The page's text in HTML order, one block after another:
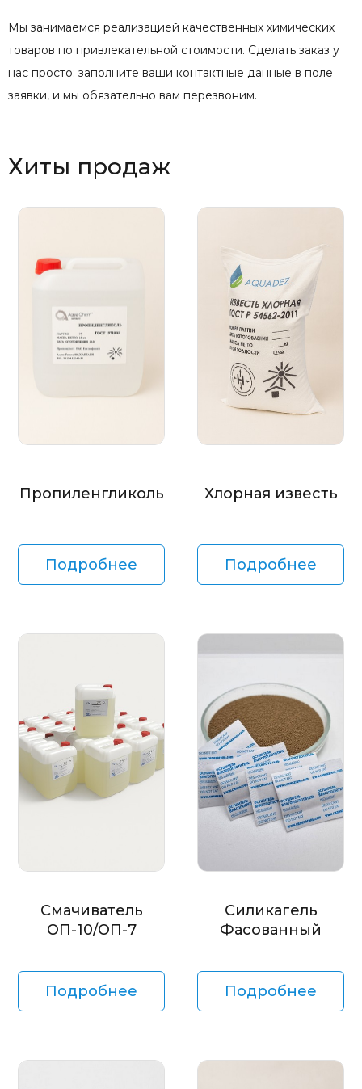
Мы занимаемся реализацией качественных химических
товаров по привлекательной стоимости. Сделать заказ у
нас просто: заполните ваши контактные данные в поле
заявки, и мы обязательно вам перезвоним.
Хиты продаж
Пропиленгликоль
Подробнее
Хлорная известь
Подробнее
Смачиватель
ОП-10/ОП-7
Подробнее
Силикагель
Фасованный
Подробнее